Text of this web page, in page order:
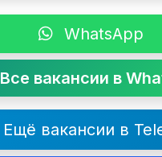
WhatsApp
Все вакансии в
Ещё вакансии в